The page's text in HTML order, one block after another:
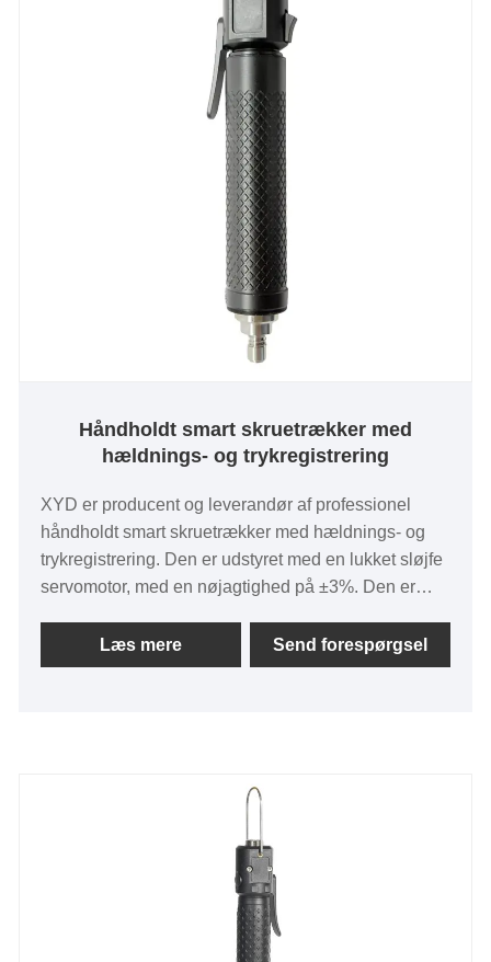
Håndholdt smart skruetrækker med
hældnings- og trykregistrering
XYD er producent og leverandør af professionel
håndholdt smart skruetrækker med hældnings- og
trykregistrering. Den er udstyret med en lukket sløjfe
servomotor, med en nøjagtighed på ±3%. Den er
overvåge hældning, tryk, moment og rotationsvinkel i
realtid. Aluminium-magnesiumlegeringshuset er
Læs mere Send forespørgsel